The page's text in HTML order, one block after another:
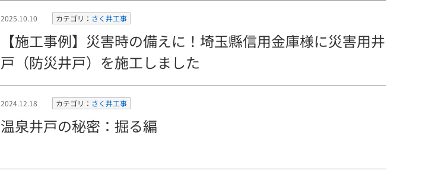
2025.10.10 カテゴリ： さく井工事
【施工事例】災害時の備えに！埼玉縣信用金庫様に災害用井
戸（防災井戸）を施工しました
2024.12.18 カテゴリ： さく井工事
温泉井戸の秘密：掘る編